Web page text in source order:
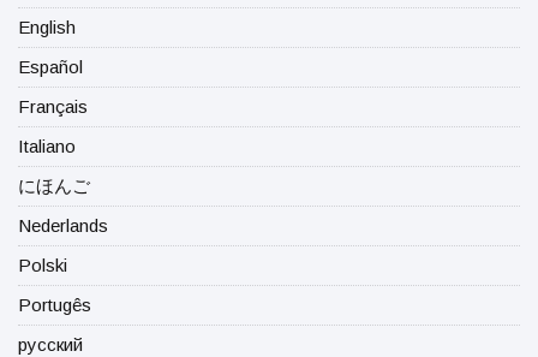
English
Español
Français
Italiano
にほんご
Nederlands
Polski
Portugês
русский